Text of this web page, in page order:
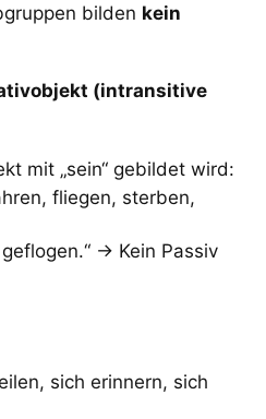
bilden kein
(intransitive
mit „sein“ gebildet wird:
fliegen, sterben,
→ Kein Passiv
sich erinnern, sich